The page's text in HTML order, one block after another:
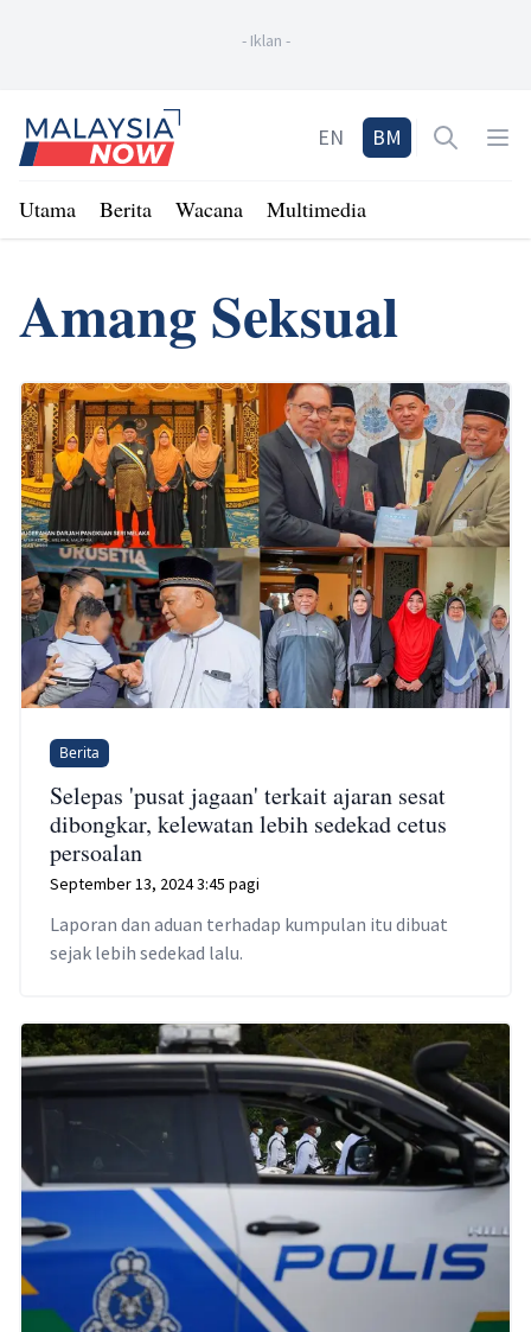
- Iklan -
Home
EN BM Open
Utama Berita Wacana Multimedia
Amang Seksual
Berita
Selepas 'pusat jagaan' terkait ajaran sesat
dibongkar, kelewatan lebih sedekad cetus
persoalan
September 13, 2024 3:45 pagi
Laporan dan aduan terhadap kumpulan itu dibuat
sejak lebih sedekad lalu.